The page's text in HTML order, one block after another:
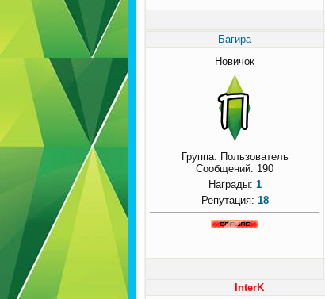
Багира
Новичок
Группа: Пользователь
Сообщений: 190
Награды: 1
Репутация: 18
InterK